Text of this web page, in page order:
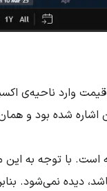
قیمت وارد
اشاره شده بود و
است. با توجه به
دیده نمی‌شود.